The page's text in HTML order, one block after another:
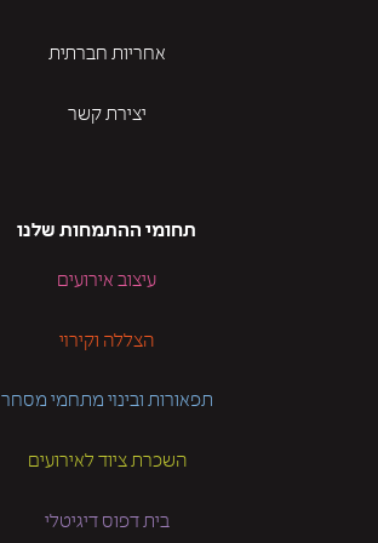
אחריות חברתית
יצירת קשר
תחומי ההתמחות שלנו
עיצוב אירועים
הצללה וקירוי
תפאורות ובינוי מתחמי מסחר
השכרת ציוד לאירועים
בית דפוס דיגיטלי